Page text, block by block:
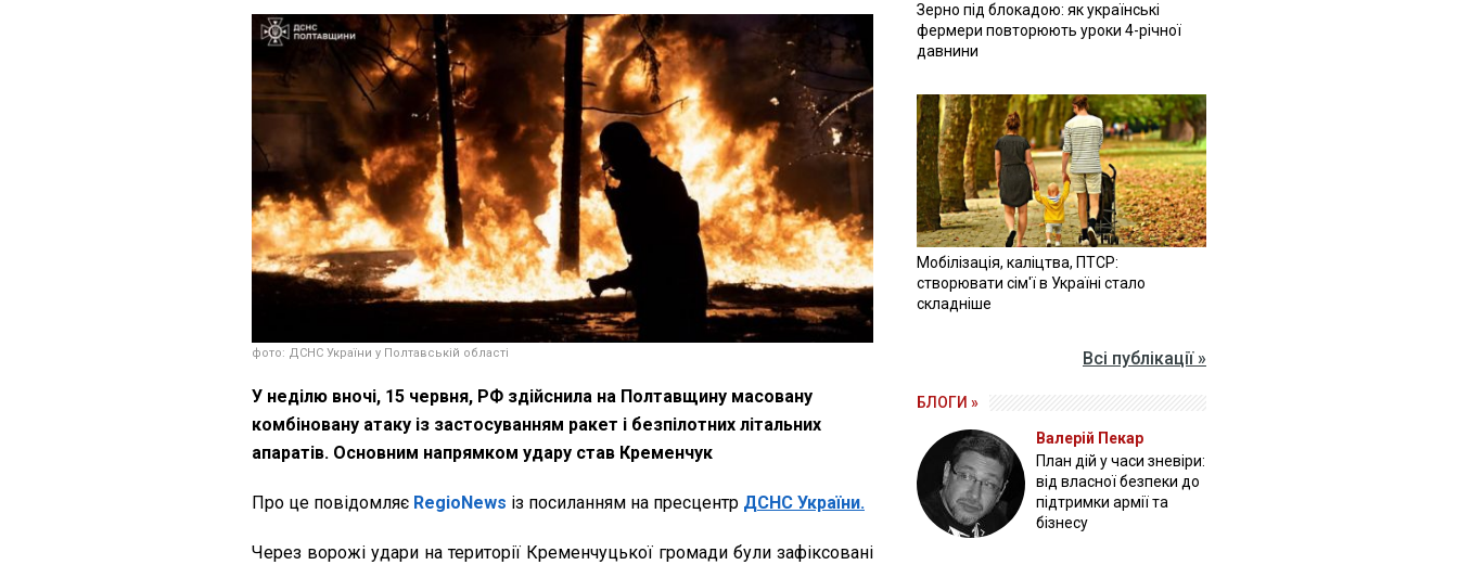
фото: ДСНС України у Полтавській області
У неділю вночі, 15 червня, РФ здійснила на Полтавщину масовану
комбіновану атаку із застосуванням ракет і безпілотних літальних
апаратів. Основним напрямком удару став Кременчук
Про це повідомляє RegioNews із посиланням на пресцентр ДСНС України.
Через ворожі удари на території Кременчуцької громади були зафіксовані
Зерно під блокадою: як українські
фермери повторюють уроки 4-річної
давнини
Мобілізація, каліцтва, ПТСР:
створювати сім'ї в Україні стало
складніше
Всі публікації »
БЛОГИ »
Валерій Пекар
План дій у часи зневіри:
від власної безпеки до
підтримки армії та
бізнесу